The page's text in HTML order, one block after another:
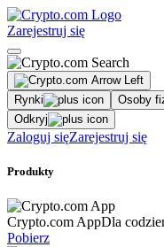
Zarejestruj się
Rynki Osoby
Odkryj
Zaloguj sięZarejestruj się
Produkty
Crypto.com AppDla
Pobierz